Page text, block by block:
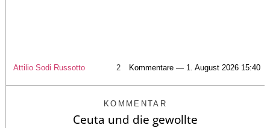
Attilio Sodi Russotto 2 Kommentare — 1. August 2026 15:40
KOMMENTAR
Ceuta und die gewollte